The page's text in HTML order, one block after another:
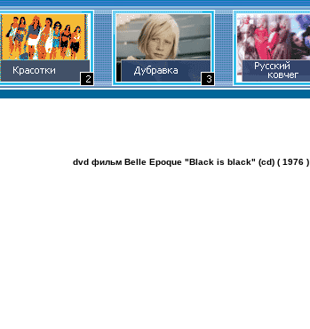
dvd фильм Belle Epoque "Black is black" (cd) ( 1976 )